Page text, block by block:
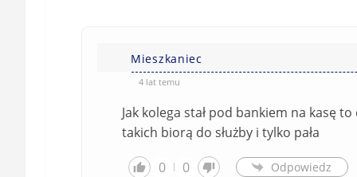
Mieszkaniec
4 lat temu
Jak kolega stał pod bankiem na kasę
takich biorą do służby i tylko pała
0
0 Odpowiedz